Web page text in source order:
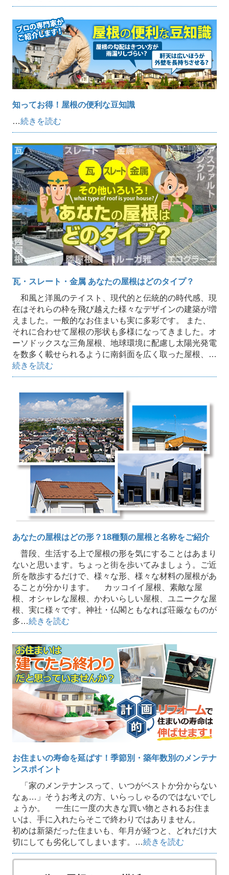
知ってお得！屋根の便利な豆知識
…続きを読む
瓦・スレート・金属 あなたの屋根はどのタイプ？
和風と洋風のテイスト、現代的と伝統的の時代感、現
在はそれらの枠を飛び越えた様々なデザインの建築が増
えました。一般的なお住まいも実に多彩です。 また、
それに合わせて屋根の形状も多様になってきました。オ
ーソドックスな三角屋根、地球環境に配慮し太陽光発電
を数多く載せられるように南斜面を広く取った屋根、…
続きを読む
あなたの屋根はどの形？18種類の屋根と名称をご紹介
普段、生活する上で屋根の形を気にすることはあまり
ないと思います。ちょっと街を歩いてみましょう。ご近
所を散歩するだけで、様々な形、様々な材料の屋根があ
ることが分かります。 カッコイイ屋根、素敵な屋
根、オシャレな屋根、かわいらしい屋根、ユニークな屋
根、実に様々です。神社・仏閣ともなれば荘厳なものが
多…続きを読む
お住まいの寿命を延ばす！季節別・築年数別のメンテナ
ンスポイント
「家のメンテナンスって、いつがベストか分からない
なぁ…」そうお考えの方、いらっしゃるのではないでし
ょうか。 一生に一度の大きな買い物とされるお住ま
いは、手に入れたらそこで終わりではありません。
初めは新築だった住まいも、年月が経つと、どれだけ大
切にしても劣化してしまいます。…続きを読む